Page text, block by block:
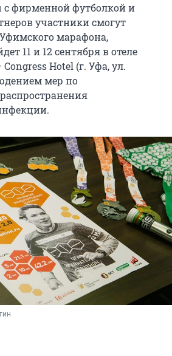
с фирменной футболкой и
участники смогут
марафона,
11 и 12 сентября в отеле
Hotel (г. Уфа, ул.
мер по